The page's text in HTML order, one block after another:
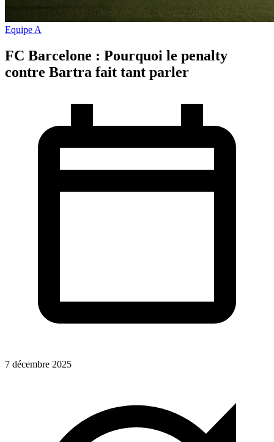
Equipe A
FC Barcelone : Pourquoi le penalty
contre Bartra fait tant parler
7 décembre 2025